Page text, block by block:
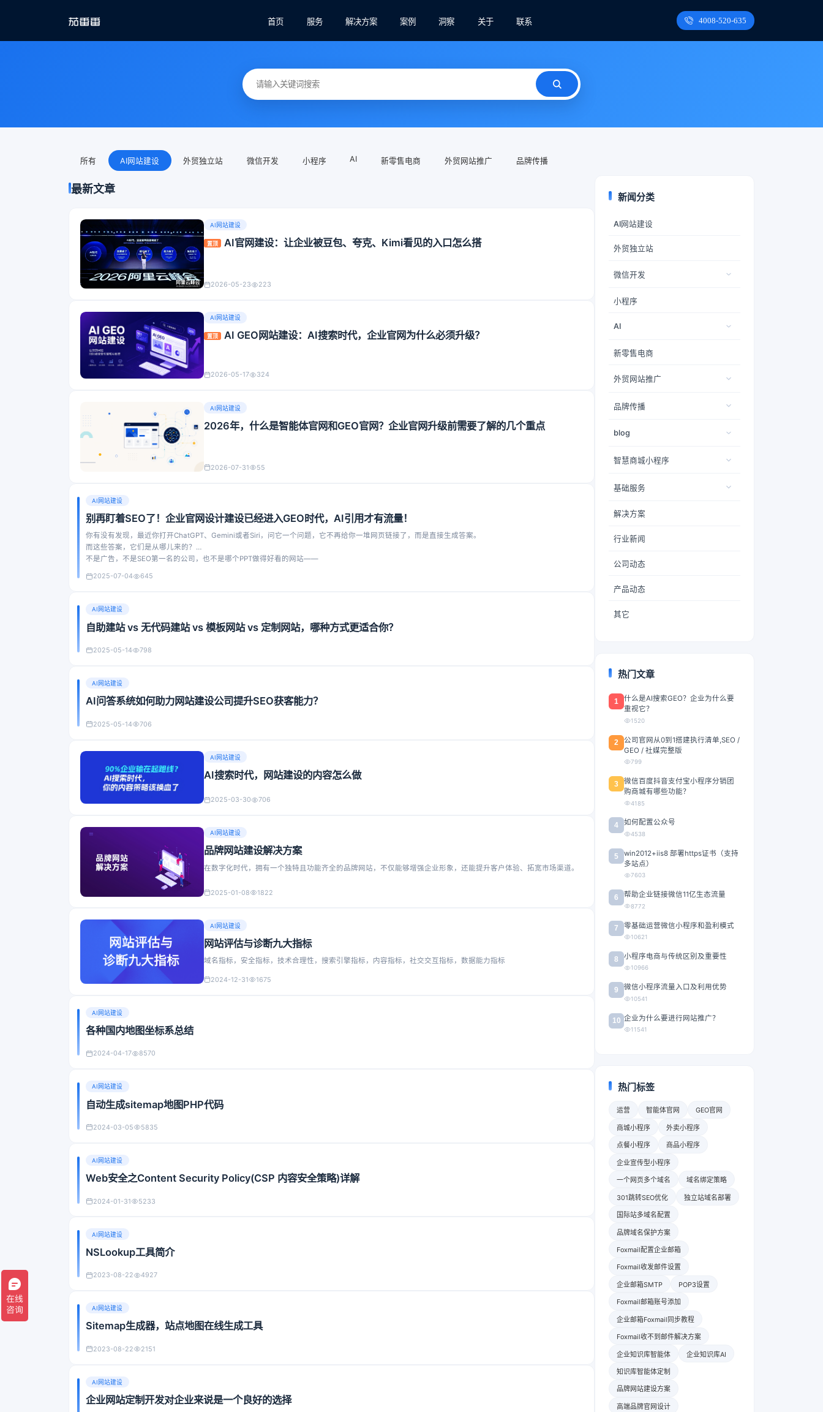
首页 服务 解决方案 案例 洞察 关于 联系 4008-520-635
所有 AI网站建设 外贸独立站 微信开发 小程序 AI 新零售电商 外贸网站推广 品牌传播
最新文章
AI网站建设
置顶 AI官网建设：让企业被豆包、夸克、Kimi看见的入口怎么搭
2026-05-23 223
AI网站建设
置顶 AI GEO网站建设：AI搜索时代，企业官网为什么必须升级？
2026-05-17 324
AI网站建设
2026年，什么是智能体官网和GEO官网？企业官网升级前需要了解的几个重点
2026-07-31 55
AI网站建设
别再盯着SEO了！企业官网设计建设已经进入GEO时代，AI引用才有流量！
你有没有发现，最近你打开ChatGPT、Gemini或者Siri，问它一个问题，它不再给你一堆网页链接了，而是直接生成答案。
而这些答案，它们是从哪儿来的？
不是广告，不是SEO第一名的公司，也不是哪个PPT做得好看的网站——
欢迎来到一个全新的内容世界：GEO时代。
2025-07-04 645
AI网站建设
自助建站 vs 无代码建站 vs 模板网站 vs 定制网站，哪种方式更适合你？
2025-05-14 798
AI网站建设
AI问答系统如何助力网站建设公司提升SEO获客能力？
2025-05-14 706
AI网站建设
AI搜索时代，网站建设的内容怎么做
2025-03-30 706
AI网站建设
品牌网站建设解决方案
在数字化时代，拥有一个独特且功能齐全的品牌网站，不仅能够增强企业形象，还能提升客户体验、拓宽市场渠道。
2025-01-08 1822
AI网站建设
网站评估与诊断九大指标
域名指标，安全指标，技术合理性，搜索引擎指标，内容指标，社交交互指标，数据能力指标
2024-12-31 1675
AI网站建设
各种国内地图坐标系总结
2024-04-17 8570
AI网站建设
自动生成sitemap地图PHP代码
2024-03-05 5835
AI网站建设
Web安全之Content Security Policy(CSP 内容安全策略)详解
2024-01-31 5233
AI网站建设
NSLookup工具简介
2023-08-22 4927
AI网站建设
Sitemap生成器，站点地图在线生成工具
2023-08-22 2151
AI网站建设
企业网站定制开发对企业来说是一个良好的选择
新闻分类
AI网站建设
外贸独立站
微信开发
小程序
AI
新零售电商
外贸网站推广
品牌传播
blog
智慧商城小程序
基础服务
解决方案
行业新闻
公司动态
产品动态
其它
热门文章
1
什么是AI搜索GEO？企业为什么要
重视它？
1520
2
公司官网从0到1搭建执行清单,SEO /
GEO / 社媒完整版
799
3
微信百度抖音支付宝小程序分销团
购商城有哪些功能？
4185
4 如何配置公众号
4538
5
win2012+iis8 部署https证书（支持
多站点）
7603
6 帮助企业链接微信11亿生态流量
8772
7 零基础运营微信小程序和盈利模式
10621
8 小程序电商与传统区别及重要性
10966
9 微信小程序流量入口及利用优势
10541
10 企业为什么要进行网站推广？
11541
热门标签
运营 智能体官网 GEO官网
商城小程序 外卖小程序
点餐小程序 商品小程序
企业宣传型小程序
一个网页多个域名 域名绑定策略
301跳转SEO优化 独立站域名部署
国际站多域名配置
品牌域名保护方案
Foxmail配置企业邮箱
Foxmail收发邮件设置
企业邮箱SMTP POP3设置
Foxmail邮箱账号添加
企业邮箱Foxmail同步教程
Foxmail收不到邮件解决方案
企业知识库智能体 企业知识库AI
知识库智能体定制
品牌网站建设方案
高端品牌官网设计